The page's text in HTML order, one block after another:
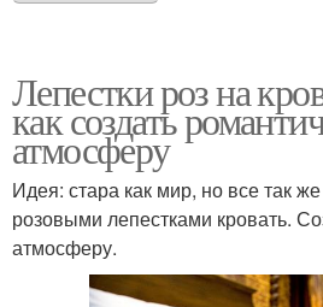
Лепестки роз на
как создать
атмосферу
Идея: стара как мир, но все так
розовыми лепестками кровать.
атмосферу.